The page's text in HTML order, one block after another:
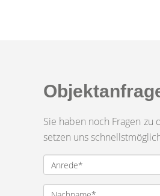
Sie haben noch Fragen
setzen uns